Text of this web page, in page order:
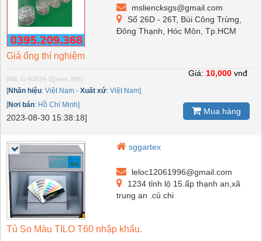
msliencksgs@gmail.com
Số 26D - 26T, Bùi Công Trừng,
Đông Thạnh, Hóc Môn, Tp.HCM
Giá ống thí nghiệm
[Mã: G-60874-1] [xem: 886]
[Nhãn hiệu: Việt Nam - Xuất xứ: Việt Nam]
[Nơi bán: Hồ Chí Minh]
2023-08-30 15:38:18]
Giá: 10,000 vnđ
Mua hàng
sggartex
leloc12061996@gmail.com
1234 tỉnh lộ 15.ấp thạnh an,xã
trung an .củ chi
Tủ So Màu TILO T60 nhập khẩu.